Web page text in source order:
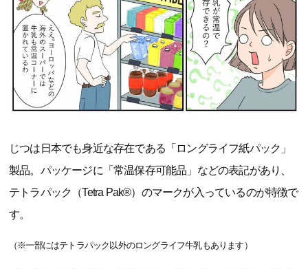
じつは日本でも身近な存在である「ロングライフ紙パック」
製品。パッケージに「常温保存可能品」などの表記があり、
テトラパック（Tetra Pak®）のマークが入っているのが特徴で
す。
（※一部にはテトラパック以外のロングライフ牛乳もあります）